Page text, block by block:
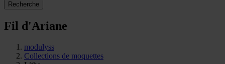
Recherche
Fil d'Ariane
modulyss
Collections de moquettes